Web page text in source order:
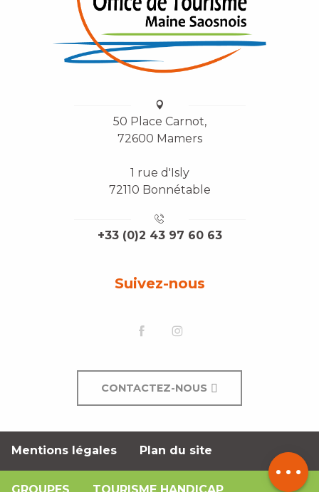
Description
50 Place Carnot,
72600 Mamers
1 rue d'Isly
72110 Bonnétable
+33 (0)2 43 97 60 63
Suivez-nous
CONTACTEZ-NOUS
Mentions légales Plan du site